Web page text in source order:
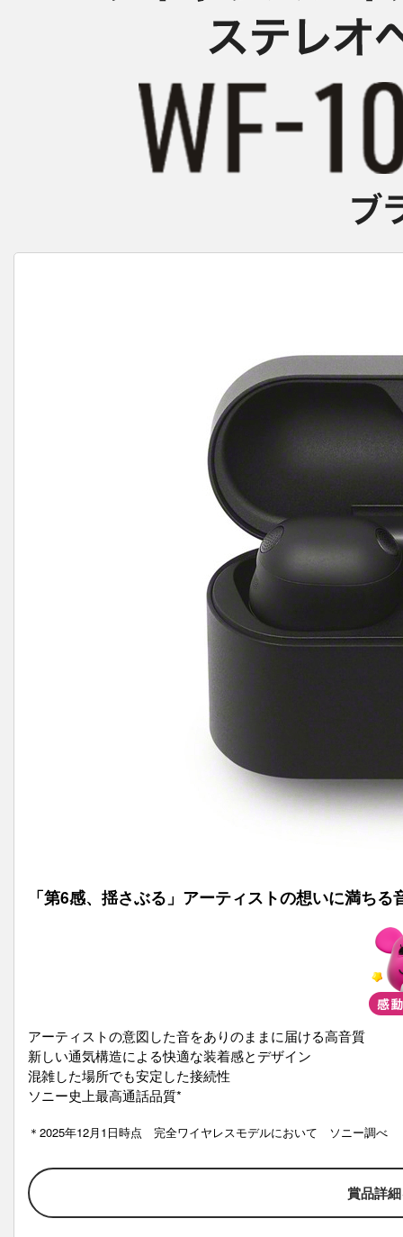
「第6感、揺さぶる」アーティストの想いに満ちる
アーティストの意図した音をありのままに届ける高音質
新しい通気構造による快適な装着感とデザイン
混雑した場所でも安定した接続性
ソニー史上最高通話品質*
＊ 2025年12月1日時点 完全ワイヤレスモデルにおいて ソニー調べ
賞品詳